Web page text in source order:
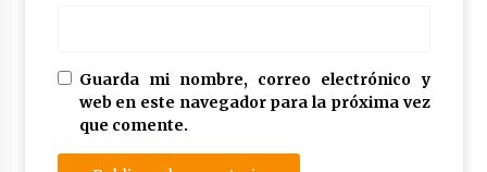
Guarda mi nombre, correo electrónico y
web en este navegador para la próxima vez
que comente.